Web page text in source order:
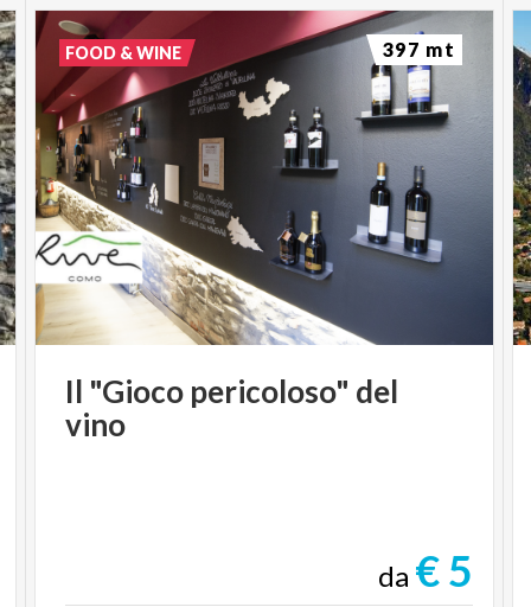
Il "Gioco pericoloso" del
vino
da € 5
FOOD & WINE 397 mt